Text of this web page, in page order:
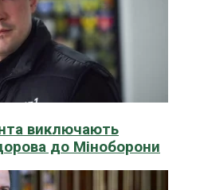
виключають
до Міноборони